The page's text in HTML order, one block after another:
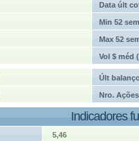
Data últ
Min 52 sem
Max 52
Vol $ méd
Últ
Nro. Ações
Indicadores
5,46